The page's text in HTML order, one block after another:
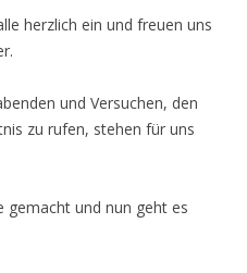
herzlich ein und freuen uns
und Versuchen, den
zu rufen, stehen für uns
gemacht und nun geht es